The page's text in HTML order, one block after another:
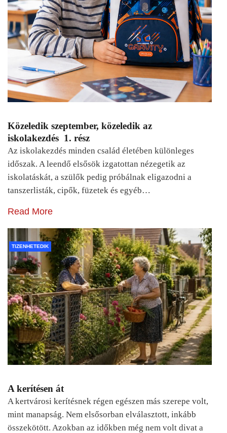
Közeledik szeptember, közeledik az
iskolakezdés 1. rész
Az iskolakezdés minden család életében különleges
időszak. A leendő elsősök izgatottan nézegetik az
iskolatáskát, a szülők pedig próbálnak eligazodni a
tanszerlisták, cipők, füzetek és egyéb…
Read More
TIZENHETEDIK
A kerítésen át
A kertvárosi kerítésnek régen egészen más szerepe volt,
mint manapság. Nem elsősorban elválasztott, inkább
összekötött. Azokban az időkben még nem volt divat a